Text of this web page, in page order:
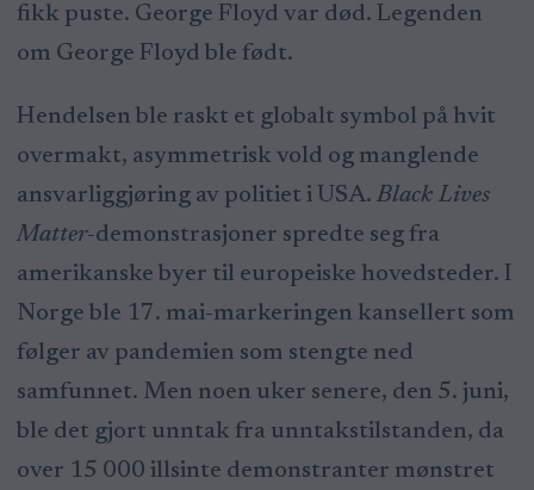
fikk puste. George Floyd var død. Legenden
om George Floyd ble født.
Hendelsen ble raskt et globalt symbol på hvit
overmakt, asymmetrisk vold og manglende
ansvarliggjøring av politiet i USA. Black Lives
Matter-demonstrasjoner spredte seg fra
amerikanske byer til europeiske hovedsteder. I
Norge ble 17. mai-markeringen kansellert som
følger av pandemien som stengte ned
samfunnet. Men noen uker senere, den 5. juni,
ble det gjort unntak fra unntakstilstanden, da
over 15 000 illsinte demonstranter mønstret